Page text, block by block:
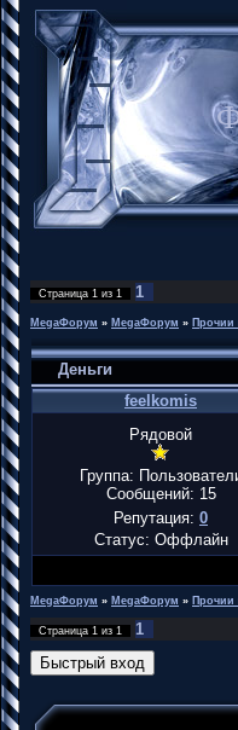
Страница 1 из 1 1
MegaФорум » MegaФорум » Прочии
Деньги
feelkomis
Рядовой
Группа:
Сообщений: 15
Репутация: 0
Статус: Оффлайн
MegaФорум » MegaФорум » Прочии
Страница 1 из 1 1